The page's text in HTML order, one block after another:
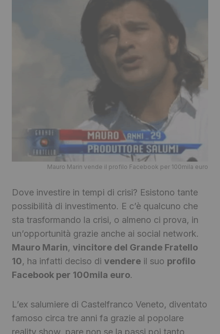
Mauro Marin vende il profilo Facebook per 100mila euro
Dove investire in tempi di crisi? Esistono tante
possibilità di investimento. E c’è qualcuno che
sta trasformando la crisi, o almeno ci prova, in
un’opportunità grazie anche ai social network.
Mauro Marin, vincitore del Grande Fratello
10, ha infatti deciso di vendere il suo profilo
Facebook per 100mila euro.
L’ex salumiere di Castelfranco Veneto, diventato
famoso circa tre anni fa grazie al popolare
reality show, pare non se la passi poi tanto